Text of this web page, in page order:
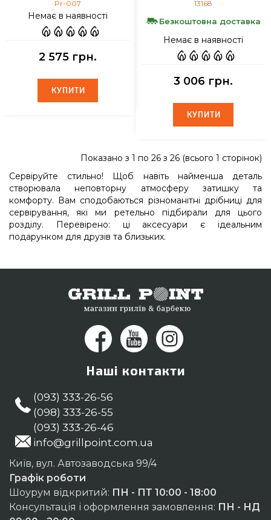
Pr-007
Немає в наявності
2 575 грн.
КУПИТИ
КУПИТИ
13168
Безкоштовна доставка
Немає в наявності
3 006 грн.
КУПИТИ
КУПИТИ
Показано з 1 по 26 з 26 (всього 1 сторінок)
Сервіруйте стильно! Щоб навіть найменша деталь
створювала неповторну атмосферу затишку та
комфорту. Вам сподобаються різноманітні дрібниці для
сервірування, які ми ретельно підбирали для цього
розділу. Перевірено: ці аксесуари є ідеальним
подарунком для друзів та близьких.
Наші контакти
(093) 333-26-56
(098) 333-26-55
(093) 333-26-46
info@grillpoint.com.ua
Київ, вул. Автозаводська 99/4
Графік роботи
Шоурум відкритий: ПН - ПТ 10:00 - 18:00
Консультація і оформлення замовлення: ПН - НД